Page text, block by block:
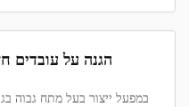
הגנה על עובדים